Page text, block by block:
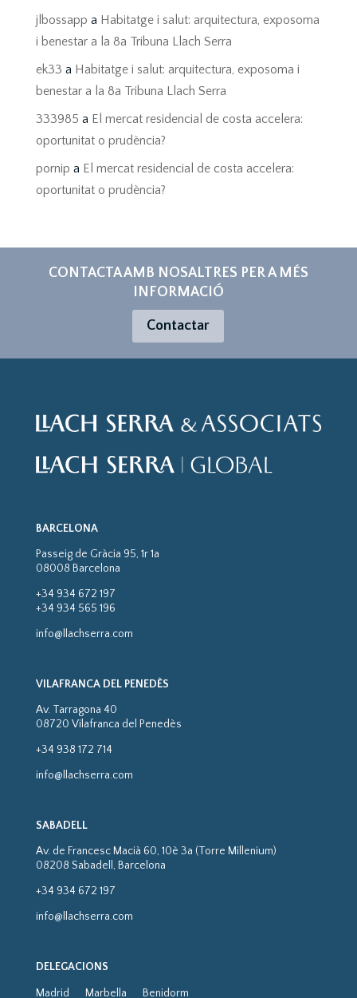
jlbossapp a Habitatge i salut: arquitectura, exposoma
i benestar a la 8a Tribuna Llach Serra
ek33 a Habitatge i salut: arquitectura, exposoma i
benestar a la 8a Tribuna Llach Serra
333985 a El mercat residencial de costa accelera:
oportunitat o prudència?
pornip a El mercat residencial de costa accelera:
oportunitat o prudència?
CONTACTA AMB NOSALTRES PER A MÉS
INFORMACIÓ
Contactar
BARCELONA
Passeig de Gràcia 95, 1r 1a
08008 Barcelona
+34 934 672 197
+34 934 565 196
info@llachserra.com
VILAFRANCA DEL PENEDÈS
Av. Tarragona 40
08720 Vilafranca del Penedès
+34 938 172 714
info@llachserra.com
SABADELL
Av. de Francesc Macià 60, 10è 3a (Torre Millenium)
08208 Sabadell, Barcelona
+34 934 672 197
info@llachserra.com
DELEGACIONS
Madrid Marbella
Benidorm